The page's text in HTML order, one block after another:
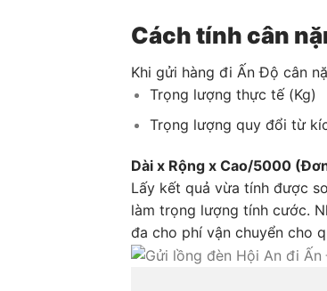
Cách tính cân
Khi gửi hàng đi Ấn Độ cân
Trọng lượng thực tế (Kg)
Trọng lượng quy đổi từ
Dài x Rộng x Cao/5000
Lấy kết quả vừa tính được
làm trọng lượng tính cước.
đa cho phí vận chuyển cho